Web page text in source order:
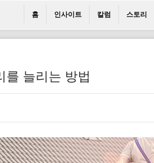
홈 인사이트 칼럼 스토리
늘리는 방법